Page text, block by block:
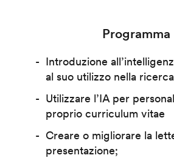
Programma
Introduzione
al suo utilizzo nella
Utilizzare l’IA per
proprio curriculum vitae
Creare o migliorare la
presentazione;